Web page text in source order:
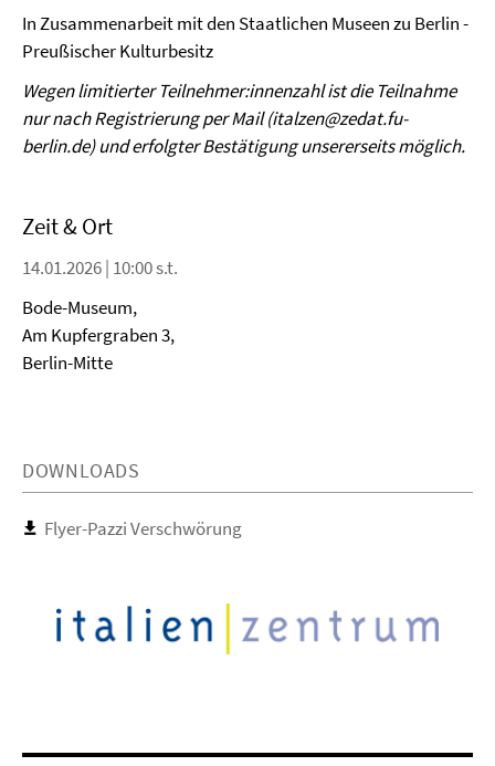
In Zusammenarbeit mit den Staatlichen Museen zu Berlin -
Preußischer Kulturbesitz
Wegen limitierter Teilnehmer:innenzahl ist die Teilnahme
nur nach Registrierung per Mail (italzen@zedat.fu-
berlin.de) und erfolgter Bestätigung unsererseits möglich.
Zeit & Ort
14.01.2026 | 10:00 s.t.
Bode-Museum,
Am Kupfergraben 3,
Berlin-Mitte
DOWNLOADS
Flyer-Pazzi Verschwörung